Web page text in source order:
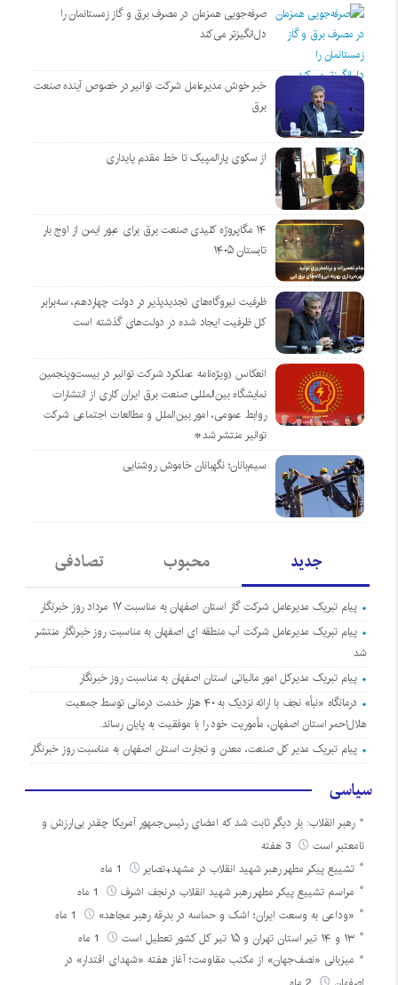
صرفه‌جویی همزمان در مصرف برق و گاز زمستانمان را
دل‌انگیزتر می‌کند
خبر خوش مدیرعامل شرکت توانیر در خصوص آینده صنعت
برق
از سکوی پارالمپیک تا خط مقدم پایداری
۱۴ مگاپروژه‌ کلیدی صنعت برق برای عبور ایمن از اوج بار
تابستان ۱۴۰۵
ظرفیت نیروگاه‌های تجدیدپذیر در دولت چهاردهم، سه‌برابر
کل ظرفیت ایجاد شده در دولت‌های گذشته است
انعکاس (ویژه‌نامه عملکرد شرکت توانیر در بیست‌وپنجمین
نمایشگاه بین‌المللی صنعت برق ایران کاری از انتشارات
روابط عمومی، امور بین‌الملل و مطالعات اجتماعی شرکت
توانیر منتشر شد*
سیم‌بانان؛ نگهبانان خاموش روشنایی
جدید محبوب تصادفی
پیام تبریک مدیرعامل شرکت گاز استان اصفهان به مناسبت ۱۷ مرداد روز خبرنگار
پیام تبریک مدیرعامل شرکت آب منطقه ای اصفهان به مناسبت روز خبرنگار منتشر
شد
پیام تبریک مدیرکل امور مالیاتی استان اصفهان به مناسبت روز خبرنگار
درمانگاه «نبأ» نجف با ارائه نزدیک به ۴۰ هزار خدمت درمانی توسط جمعیت
هلال‌احمر استان اصفهان، مأموریت خود را با موفقیت به پایان رساند.
پیام تبریک مدیر کل صنعت، معدن و تجارت استان اصفهان به مناسبت روز خبرنگار
سیاسی
رهبر انقلاب: بار دیگر ثابت شد که امضای رئیس‌جمهور آمریکا چقدر بی‌ارزش و
نامعتبر است
3 هفته
تشییع پیکر مطهر رهبر شهید انقلاب در مشهد+تصایر
مراسم تشییع پیکر مطهر رهبر شهید انقلاب درنجف اشرف
«وداعی به وسعت ایران؛ اشک و حماسه در بدرقه رهبر مجاهد»
۱۳ و ۱۴ تیر استان تهران و ۱۵ تیر کل کشور تعطیل است
میزبانی «نصف‌جهان» از مکتب مقاومت؛ آغاز هفته «شهدای اقتدار» در